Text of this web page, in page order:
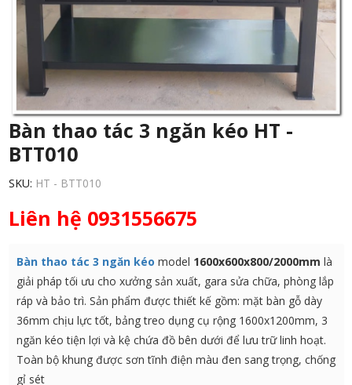
Bàn thao tác 3 ngăn kéo HT -
BTT010
SKU: HT - BTT010
Liên hệ 0931556675
Bàn thao tác 3 ngăn kéo model 1600x600x800/2000mm là
giải pháp tối ưu cho xưởng sản xuất, gara sửa chữa, phòng lắp
ráp và bảo trì. Sản phẩm được thiết kế gồm: mặt bàn gỗ dày
36mm chịu lực tốt, bảng treo dụng cụ rộng 1600x1200mm, 3
ngăn kéo tiện lợi và kệ chứa đồ bên dưới để lưu trữ linh hoạt.
Toàn bộ khung được sơn tĩnh điện màu đen sang trọng, chống
gỉ sét